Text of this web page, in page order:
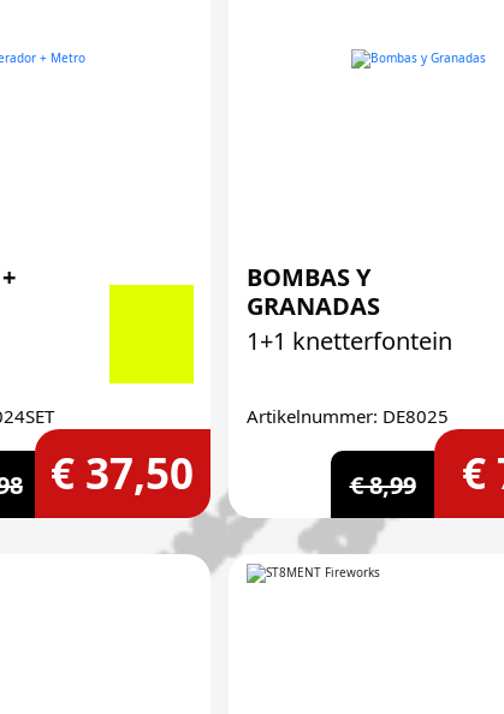
€ 37,50
BOMBAS Y
GRANADAS
1+1 knetterfontein
Artikelnummer: DE8025
€ 8,99 €